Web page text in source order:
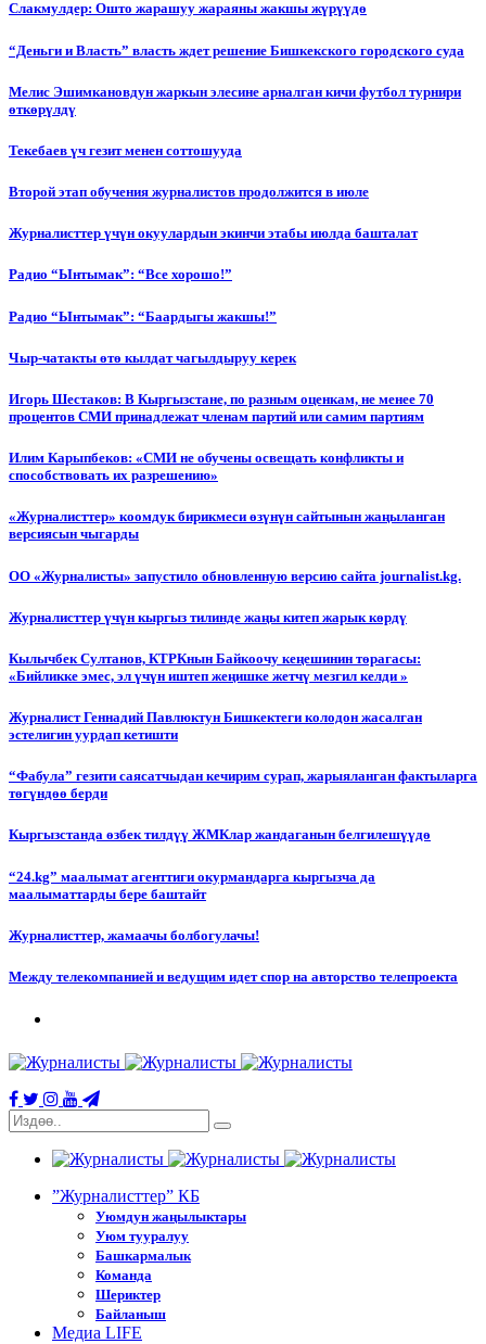
Слакмулдер: Ошто жарашуу жараяны жакшы жүрүүдө
“Деньги и Власть” власть ждет решение Бишкекского городского суда
Мелис Эшимкановдун жаркын элесине арналган кичи футбол турнири
өткөрүлдү
Текебаев үч гезит менен соттошууда
Второй этап обучения журналистов продолжится в июле
Журналисттер үчүн окуулардын экинчи этабы июлда башталат
Радио “Ынтымак”: “Все хорошо!”
Радио “Ынтымак”: “Баардыгы жакшы!”
Чыр-чатакты өтө кылдат чагылдыруу керек
Игорь Шестаков: В Кыргызстане, по разным оценкам, не менее 70
процентов СМИ принадлежат членам партий или самим партиям
Илим Карыпбеков: «СМИ не обучены освещать конфликты и
способствовать их разрешению»
«Журналисттер» коомдук бирикмеси өзүнүн сайтынын жаңыланган
версиясын чыгарды
ОО «Журналисты» запустило обновленную версию сайта journalist.kg.
Журналисттер үчүн кыргыз тилинде жаңы китеп жарык көрдү
Кылычбек Султанов, КТРКнын Байкоочу кеңешинин төрагасы:
«Бийликке эмес, эл үчүн иштеп жеңишке жетчү мезгил келди »
Журналист Геннадий Павлюктун Бишкектеги колодон жасалган
эстелигин уурдап кетишти
“Фабула” гезити саясатчыдан кечирим сурап, жарыяланган фактыларга
төгүндөө берди
Кыргызстанда өзбек тилдүү ЖМКлар жандаганын белгилешүүдө
“24.kg” маалымат агенттиги окурмандарга кыргызча да
маалыматтарды бере баштайт
Журналисттер, жамаачы болбогулачы!
Между телекомпанией и ведущим идет спор на авторство телепроекта
”Журналисттер” КБ
Уюмдун жаңылыктары
Уюм тууралуу
Башкармалык
Команда
Шериктер
Байланыш
Медиа LIFE